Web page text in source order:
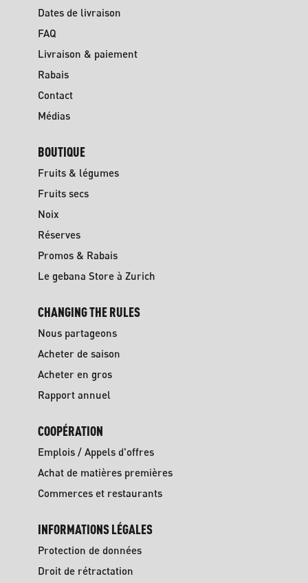
Dates de livraison
FAQ
Livraison & paiement
Rabais
Contact
Médias
BOUTIQUE
Fruits & légumes
Fruits secs
Noix
Réserves
Promos & Rabais
Le gebana Store à Zurich
CHANGING THE RULES
Nous partageons
Acheter de saison
Acheter en gros
Rapport annuel
COOPÉRATION
Emplois / Appels d'offres
Achat de matières premières
Commerces et restaurants
INFORMATIONS LÉGALES
Protection de données
Droit de rétractation